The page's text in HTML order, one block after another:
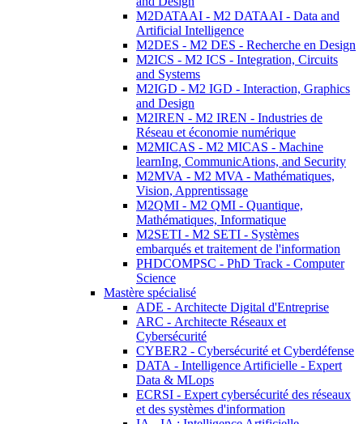
M2DATAAI - M2 DATAAI - Data and
Artificial Intelligence
M2DES - M2 DES - Recherche en Design
M2ICS - M2 ICS - Integration, Circuits
and Systems
M2IGD - M2 IGD - Interaction, Graphics
and Design
M2IREN - M2 IREN - Industries de
Réseau et économie numérique
M2MICAS - M2 MICAS - Machine
learnIng, CommunicAtions, and Security
M2MVA - M2 MVA - Mathématiques,
Vision, Apprentissage
M2QMI - M2 QMI - Quantique,
Mathématiques, Informatique
M2SETI - M2 SETI - Systèmes
embarqués et traitement de l'information
PHDCOMPSC - PhD Track - Computer
Science
Mastère spécialisé
ADE - Architecte Digital d'Entreprise
ARC - Architecte Réseaux et
Cybersécurité
CYBER2 - Cybersécurité et Cyberdéfense
DATA - Intelligence Artificielle - Expert
Data & MLops
ECRSI - Expert cybersécurité des réseaux
et des systèmes d'information